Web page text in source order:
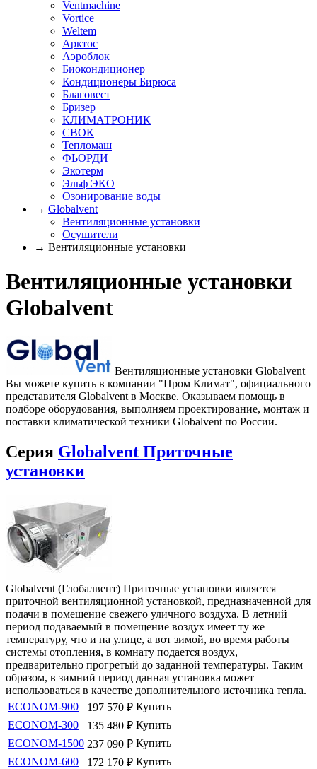
Ventmachine
Vortice
Weltem
Арктос
Аэроблок
Биокондиционер
Кондиционеры Бирюса
Благовест
Бризер
КЛИМАТРОНИК
СВОК
Тепломаш
ФЬОРДИ
Экотерм
Эльф ЭКО
Озонирование воды
→ Globalvent
Вентиляционные установки
Осушители
→ Вентиляционные установки
Вентиляционные установки
Globalvent
Вентиляционные установки Globalvent
Вы можете купить в компании "Пром Климат", официального
представителя Globalvent в Москве. Оказываем помощь в
подборе оборудования, выполняем проектирование, монтаж и
поставки климатической техники Globalvent по России.
Серия Globalvent Приточные
установки
Globalvent (Глобалвент) Приточные установки является
приточной вентиляционной установкой, предназначенной для
подачи в помещение свежего уличного воздуха. В летний
период подаваемый в помещение воздух имеет ту же
температуру, что и на улице, а вот зимой, во время работы
системы отопления, в комнату подается воздух,
предварительно прогретый до заданной температуры. Таким
образом, в зимний период данная установка может
использоваться в качестве дополнительного источника тепла.
ECONOM-900
197 570 ₽ Купить
ECONOM-300
135 480 ₽ Купить
ECONOM-1500 237 090 ₽ Купить
ECONOM-600
172 170 ₽ Купить